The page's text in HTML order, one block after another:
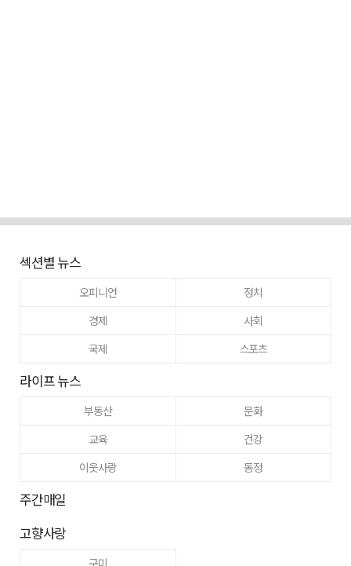
섹션별 뉴스
오피니언
정치
경제
사회
국제
스포츠
라이프 뉴스
부동산
문화
교육
건강
이웃사랑
동정
주간매일
고향사랑